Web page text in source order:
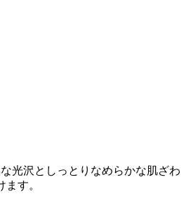
光沢としっとりなめらかな肌ざわ
す。